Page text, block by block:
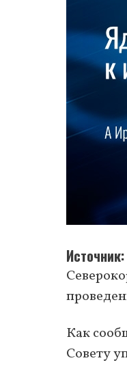
Источник
Как
Совету